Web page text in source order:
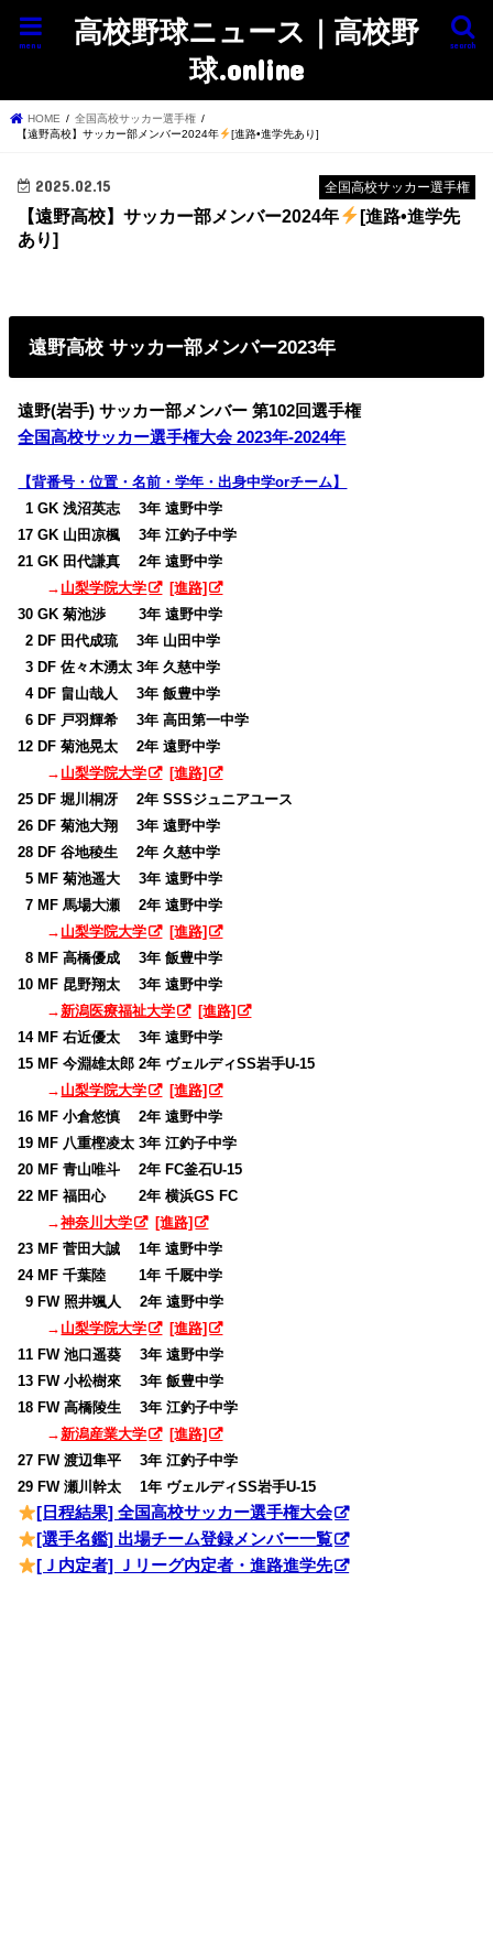
高校野球ニュース｜高校野
球.online
search
menu
HOME
全国高校サッカー選手権
【遠野高校】サッカー部メンバー2024年
[進路•進学先あり]
全国高校サッカー選手権
2025.02.15
【遠野高校】サッカー部メンバー2024年
[進路•進学先
あり]
遠野高校 サッカー部メンバー2023年
遠野(岩手) サッカー部メンバー 第102回選手権
全国高校サッカー選手権大会 2023年-2024年
【背番号・位置・名前・学年・出身中学orチーム】
01 GK 浅沼英志 3年 遠野中学
17 GK 山田凉楓 3年 江釣子中学
21 GK 田代謙真 2年 遠野中学
→ 山梨学院大学
[進路]
30 GK 菊池渉 3年 遠野中学
02 DF 田代成琉 3年 山田中学
03 DF 佐々木湧太 3年 久慈中学
04 DF 畠山哉人 3年 飯豊中学
06 DF 戸羽輝希 3年 高田第一中学
12 DF 菊池晃太 2年 遠野中学
→ 山梨学院大学
[進路]
25 DF 堀川桐冴 2年 SSSジュニアユース
26 DF 菊池大翔 3年 遠野中学
28 DF 谷地稜生 2年 久慈中学
05 MF 菊池遥大 3年 遠野中学
07 MF 馬場大瀬 2年 遠野中学
→ 山梨学院大学
[進路]
08 MF 高橋優成 3年 飯豊中学
10 MF 昆野翔太 3年 遠野中学
→新潟医療福祉大学
[進路]
14 MF 右近優太 3年 遠野中学
15 MF 今淵雄太郎 2年 ヴェルディSS岩手U-15
→ 山梨学院大学
[進路]
16 MF 小倉悠慎 2年 遠野中学
19 MF 八重樫凌太 3年 江釣子中学
20 MF 青山唯斗 2年 FC釜石U-15
22 MF 福田心 2年 横浜GS FC
→神奈川大学
[進路]
23 MF 菅田大誠 1年 遠野中学
24 MF 千葉陸 1年 千厩中学
09 FW 照井颯人 2年 遠野中学
→ 山梨学院大学
[進路]
11 FW 池口遥葵 3年 遠野中学
13 FW 小松樹來 3年 飯豊中学
18 FW 高橋陵生 3年 江釣子中学
→新潟産業大学
[進路]
27 FW 渡辺隼平 3年 江釣子中学
29 FW 瀬川幹太 1年 ヴェルディSS岩手U-15
[日程結果] 全国高校サッカー選手権大会
[選手名鑑] 出場チーム登録メンバー一覧
[Ｊ内定者] Ｊリーグ内定者・進路進学先